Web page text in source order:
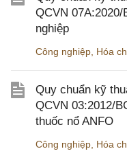
QCVN
nghiệp
Công nghiệp Hóa
Quy chuẩn kỹ
QCVN 03:2012/
thuốc nổ ANFO
Công nghiệp Hóa